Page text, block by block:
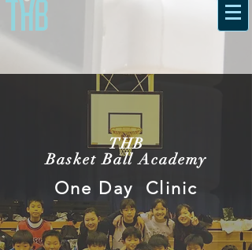
THB
Basket Ball Academy
One Day Clinic